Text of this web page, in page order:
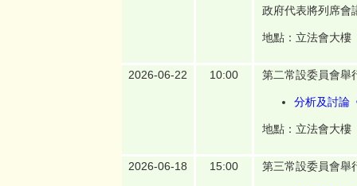
政府代表將列席會
地點：立法會大樓
2026-06-22 10:00 第二常設委員會舉
分析及討論
地點：立法會大樓
2026-06-18 15:00 第三常設委員會舉